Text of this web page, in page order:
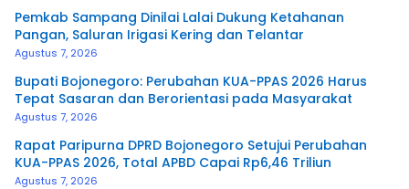
Pemkab Sampang Dinilai Lalai Dukung Ketahanan
Pangan, Saluran Irigasi Kering dan Telantar
Agustus 7, 2026
Bupati Bojonegoro: Perubahan KUA-PPAS 2026 Harus
Tepat Sasaran dan Berorientasi pada Masyarakat
Agustus 7, 2026
Rapat Paripurna DPRD Bojonegoro Setujui Perubahan
KUA-PPAS 2026, Total APBD Capai Rp6,46 Triliun
Agustus 7, 2026